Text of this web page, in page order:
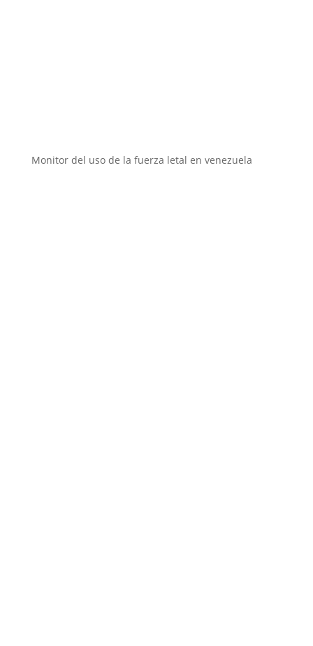
Monitor del uso de la fuerza letal en venezuela